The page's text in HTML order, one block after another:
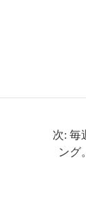
次: 毎
ング